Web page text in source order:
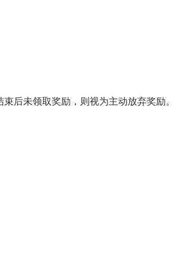
后未领取奖励，则视为主动放弃奖励。